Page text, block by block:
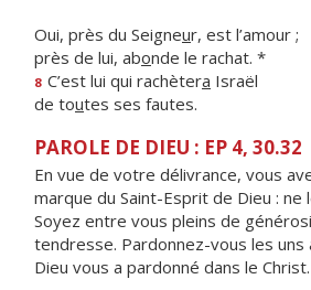
Oui, près du Seigneur, est l’amour ;
près de lui, abonde le rachat. *
8 C’est lui qui rachètera Israël
de toutes ses fautes.
PAROLE DE DIEU : EP 4, 30.32
En vue de votre délivrance, vous
marque du Saint-Esprit de Dieu : ne
Soyez entre vous pleins de
tendresse. Pardonnez-vous les uns
Dieu vous a pardonné dans le Christ.